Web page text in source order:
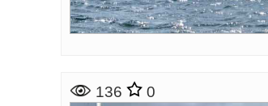
136
0